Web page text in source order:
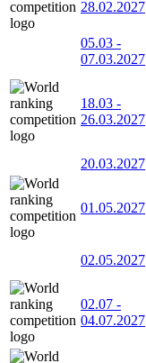
28.02.2027
05.03 -
07.03.2027
18.03 -
26.03.2027
20.03.2027
01.05.2027
02.05.2027
02.07 -
04.07.2027